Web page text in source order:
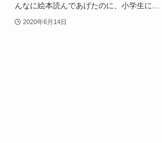
んなに絵本読んであげたのに、小学生に...
2020年6月14日